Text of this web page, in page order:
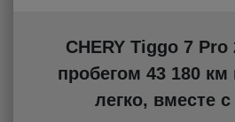
CHERY Tiggo 7 Pro
пробегом 43 180 км
легко, вместе с